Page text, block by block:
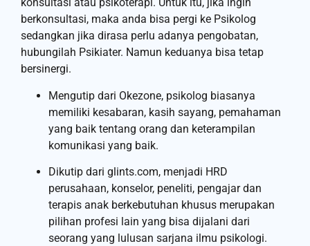
konsultasi atau psikoterapi. Untuk itu, jika ingin
berkonsultasi, maka anda bisa pergi ke Psikolog
sedangkan jika dirasa perlu adanya pengobatan,
hubungilah Psikiater. Namun keduanya bisa tetap
bersinergi.
Mengutip dari Okezone, psikolog biasanya
memiliki kesabaran, kasih sayang, pemahaman
yang baik tentang orang dan keterampilan
komunikasi yang baik.
Dikutip dari glints.com, menjadi HRD
perusahaan, konselor, peneliti, pengajar dan
terapis anak berkebutuhan khusus merupakan
pilihan profesi lain yang bisa dijalani dari
seorang yang lulusan sarjana ilmu psikologi.